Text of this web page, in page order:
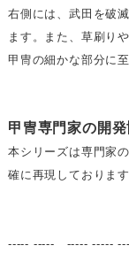
右側には、武田を破
ます。また、草刷り
甲冑の細かな部分に
甲冑専門家の開発
本シリーズは専門家
確に再現しております
----- ----- ----- -----